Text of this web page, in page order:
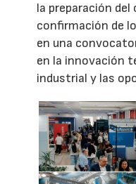
la preparación
confirmación de
en una
en la innovación
industrial y las